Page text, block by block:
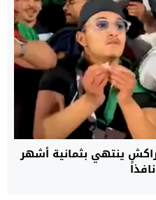
ينتهي بثمانية أشهر